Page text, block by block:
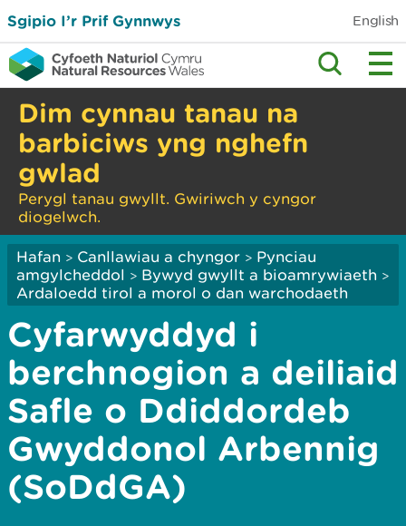
Sgipio I’r Prif Gynnwys English
Dim cynnau tanau na
barbiciws yng nghefn
gwlad
Perygl tanau gwyllt. Gwiriwch y cyngor
diogelwch.
Hafan > Canllawiau a chyngor > Pynciau
amgylcheddol > Bywyd gwyllt a bioamrywiaeth >
Ardaloedd tirol a morol o dan warchodaeth
Cyfarwyddyd i
berchnogion a deiliaid
Safle o Ddiddordeb
Gwyddonol Arbennig
(SoDdGA)